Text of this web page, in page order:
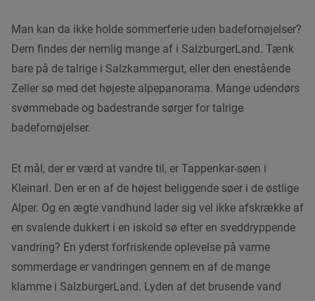
Man kan da ikke holde sommerferie uden badefornøjelser?
Dem findes der nemlig mange af i SalzburgerLand. Tænk
bare på de talrige i Salzkammergut, eller den enestående
Zeller sø med det højeste alpepanorama. Mange udendørs
svømmebade og badestrande sørger for talrige
badefornøjelser.
Et mål, der er værd at vandre til, er Tappenkar-søen i
Kleinarl. Den er en af de højest beliggende søer i de østlige
Alper. Og en ægte vandhund lader sig vel ikke afskrække af
en svalende dukkert i en iskold sø efter en sveddryppende
vandring? En yderst forfriskende oplevelse på varme
sommerdage er vandringen gennem en af de mange
klamme i SalzburgerLand. Lyden af det brusende vand